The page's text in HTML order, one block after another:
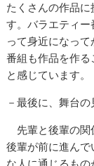
たくさんの作品
す。バラエティ
って身近になっ
番組も作品を作
と感じています。
－最後に、舞台の
先輩と後輩の関
後輩が前に進ん